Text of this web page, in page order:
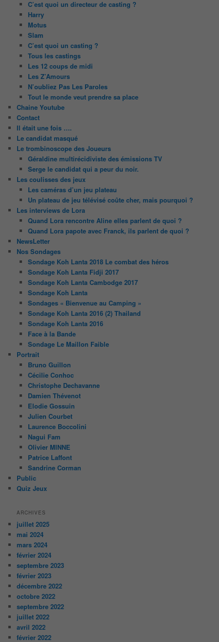
C’est quoi un directeur de casting ?
Harry
Motus
Slam
C’est quoi un casting ?
Tous les castings
Les 12 coups de midi
Les Z’Amours
N’oubliez Pas Les Paroles
Tout le monde veut prendre sa place
Chaine Youtube
Contact
Il était une fois ….
Le candidat masqué
Le trombinoscope des Joueurs
Géraldine multirécidiviste des émissions TV
Serge le candidat qui a peur du noir.
Les coulisses des jeux
Les caméras d’un jeu plateau
Un plateau de jeu télévisé coûte cher, mais pourquoi ?
Les interviews de Lora
Quand Lora rencontre Aline elles parlent de quoi ?
Quand Lora papote avec Franck, ils parlent de quoi ?
NewsLetter
Nos Sondages
Sondage Koh Lanta 2018 Le combat des héros
Sondage Koh Lanta Fidji 2017
Sondage Koh Lanta Cambodge 2017
Sondage Koh Lanta
Sondages « Bienvenue au Camping »
Sondage Koh Lanta 2016 (2) Thailand
Sondage Koh Lanta 2016
Face à la Bande
Sondage Le Maillon Faible
Portrait
Bruno Guillon
Cécilie Conhoc
Christophe Dechavanne
Damien Thévenot
Elodie Gossuin
Julien Courbet
Laurence Boccolini
Nagui Fam
Olivier MINNE
Patrice Laffont
Sandrine Corman
Public
Quiz Jeux
ARCHIVES
juillet 2025
mai 2024
mars 2024
février 2024
septembre 2023
février 2023
décembre 2022
octobre 2022
septembre 2022
juillet 2022
avril 2022
février 2022